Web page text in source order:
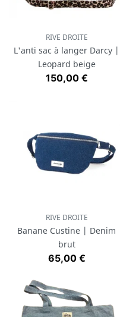
RIVE DROITE
L'anti sac à langer Darcy |
Leopard beige
Prix
150,00 €
RIVE DROITE
Banane Custine | Denim
brut
Prix
65,00 €